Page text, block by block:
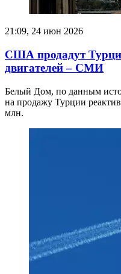
21:09, 24 июн 2026
США продадут
двигателей – СМИ
Белый Дом, по данным
на продажу Турции
млн.